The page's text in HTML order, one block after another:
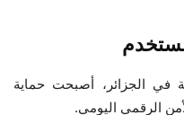
في الجزائر، أصبحت حماية
الرقمي اليومي.